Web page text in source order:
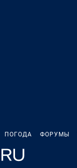
ПОГОДА ФОРУМЫ